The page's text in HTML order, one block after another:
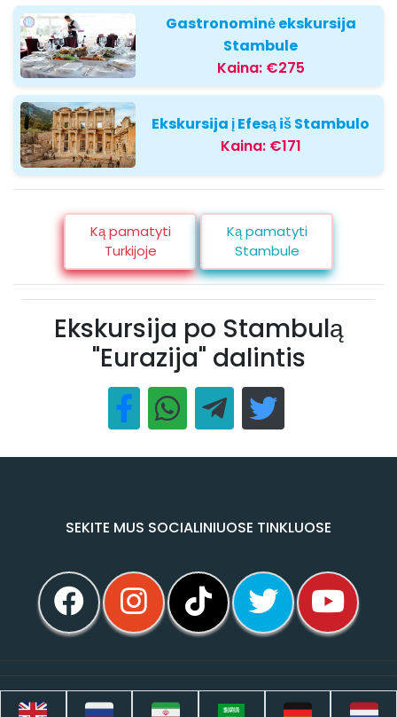
Gastronominė ekskursija
Stambule
Kaina: €275
Ekskursija į Efesą iš Stambulo
Kaina: €171
Ką pamatyti
Turkijoje
Ką pamatyti
Stambule
Ekskursija po Stambulą
"Eurazija" dalintis
SEKITE MUS SOCIALINIUOSE TINKLUOSE